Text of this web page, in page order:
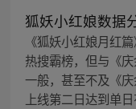
狐妖小红娘数据
《狐妖小红娘月红
热搜霸榜，但与《
一般，甚至不及《
上线第二日达到单